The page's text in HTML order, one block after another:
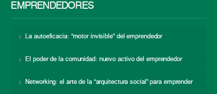
EMPRENDEDORES
La autoeficacia: “motor invisible” del emprendedor
El poder de la comunidad: nuevo activo del emprendedor
Networking: el arte de la “arquitectura social” para emprender